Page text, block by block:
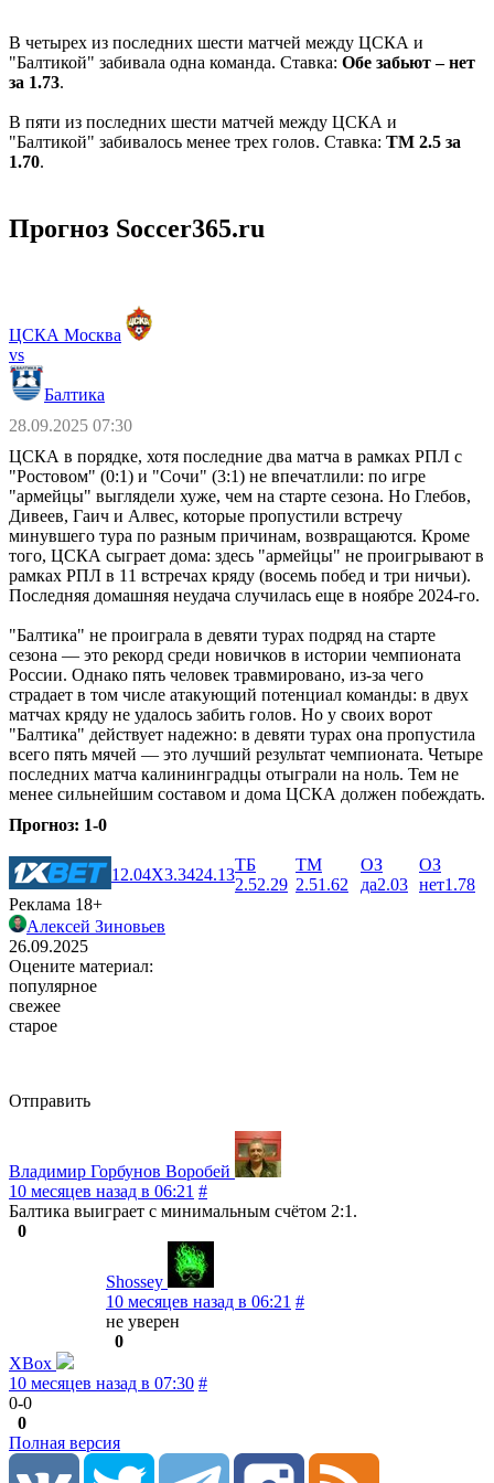
В четырех из последних шести матчей между ЦСКА и
"Балтикой" забивала одна команда. Ставка: Обе забьют – нет
за 1.73.
В пяти из последних шести матчей между ЦСКА и
"Балтикой" забивалось менее трех голов. Ставка: ТМ 2.5 за
1.70.
Прогноз Soccer365.ru
ЦСКА Москва
vs
Балтика
28.09.2025 07:30
ЦСКА в порядке, хотя последние два матча в рамках РПЛ с
"Ростовом" (0:1) и "Сочи" (3:1) не впечатлили: по игре
"армейцы" выглядели хуже, чем на старте сезона. Но Глебов,
Дивеев, Гаич и Алвес, которые пропустили встречу
минувшего тура по разным причинам, возвращаются. Кроме
того, ЦСКА сыграет дома: здесь "армейцы" не проигрывают в
рамках РПЛ в 11 встречах кряду (восемь побед и три ничьи).
Последняя домашняя неудача случилась еще в ноябре 2024-го.
"Балтика" не проиграла в девяти турах подряд на старте
сезона ― это рекорд среди новичков в истории чемпионата
России. Однако пять человек травмировано, из-за чего
страдает в том числе атакующий потенциал команды: в двух
матчах кряду не удалось забить голов. Но у своих ворот
"Балтика" действует надежно: в девяти турах она пропустила
всего пять мячей ― это лучший результат чемпионата. Четыре
последних матча калининградцы отыграли на ноль. Тем не
менее сильнейшим составом и дома ЦСКА должен побеждать.
Прогноз: 1-0
1 2.04X3.3424.13
ТБ
2.52.29
ТМ
2.51.62
ОЗ
да2.03
ОЗ
нет1.78
Реклама 18+
Алексей Зиновьев
26.09.2025
Оцените материал:
популярное
свежее
старое
Отправить
Владимир Горбунов Воробей
10 месяцев назад в 06:21 #
Балтика выиграет с минимальным счётом 2:1.
0
Shossey
10 месяцев назад в 06:21 #
не уверен
0
XBox
10 месяцев назад в 07:30 #
0-0
0
Полная версия